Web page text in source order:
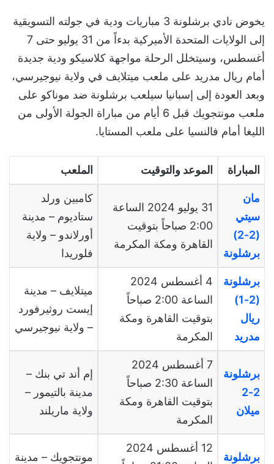
يخوض نادي برشلونة 3 مباريات ودية في جولته التسويقية
إلى الولايات المتحدة الأميركية بدءاً من 31 يوليو حتى 7
أغسطس، وسيتخلل الرحلة مواجهة كلاسيكو ودية جديدة
أمام ريال مدريد على ملعب ميتلايف في ولاية نيوجيرسي،
وبعد العودة إلى إسبانيا سيلعب برشلونة ضد موناكو على
ملعب مونتجويك قبل 6 أيام من مباراة الجولة الأولى من
الليغا أمام فالنسيا على ملعب المستايا.
المباراة الموعد والتوقيت الملعب
مان
سيتي
(2-2)
برشلونة
31 يوليو
الساعة
2:00 صباحاً بتوقيت
القاهرة ومكة المكرمة
كامبين ورلد
ستاديوم – مدينة
أورلاندو– ولاية
فلوريدا
برشلونة
(2-1)
ريال
مدريد
4 أغسطس
الساعة 2:00
صباحاً
بتوقيت القاهرة ومكة
المكرمة
ميتلايف – مدينة
إيست روثيرفورد
– ولاية نيوجيرسي
برشلونة
2-2
ميلان
7 أغسطس
الساعة 2:30
صباحاً
بتوقيت القاهرة ومكة
المكرمة
إم أند تي بنك–
مدينة بالتيمور–
ولاية ماريلند
برشلونة
12 أغسطس
مونتجويك – مدينة